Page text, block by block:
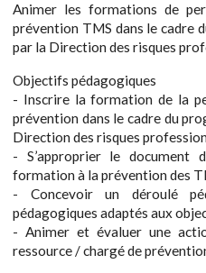
Animer les formations de
prévention TMS dans le cadre
par la Direction des risques
Objectifs pédagogiques
- Inscrire la formation de la
prévention dans le cadre du
Direction des risques
- S’approprier le document
formation à la prévention des
- Concevoir un déroulé
pédagogiques adaptés aux
- Animer et évaluer une
ressource / chargé de